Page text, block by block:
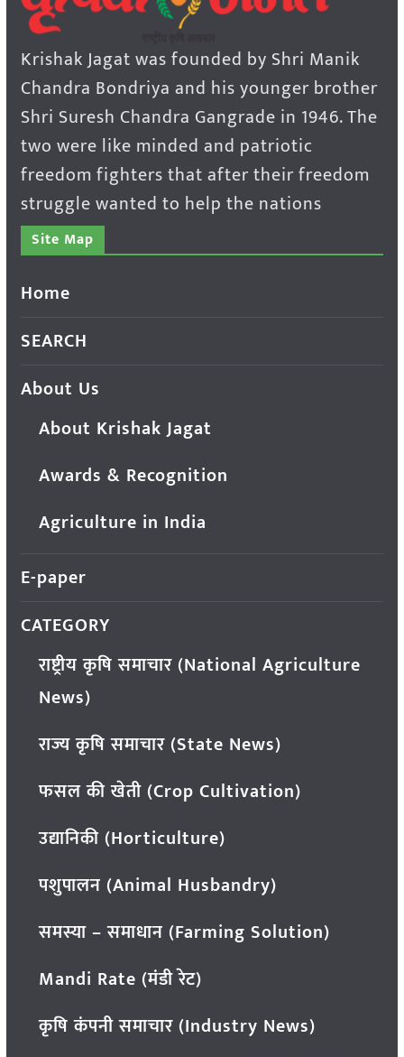
Krishak Jagat was founded by Shri Manik
Chandra Bondriya and his younger brother
Shri Suresh Chandra Gangrade in 1946. The
two were like minded and patriotic
freedom fighters that after their freedom
struggle wanted to help the nations
Site Map
Home
SEARCH
About Us
About Krishak Jagat
Awards & Recognition
Agriculture in India
E-paper
CATEGORY
राष्ट्रीय कृषि समाचार (National Agriculture
News)
राज्य कृषि समाचार (State News)
फसल की खेती (Crop Cultivation)
उद्यानिकी (Horticulture)
पशुपालन (Animal Husbandry)
समस्या – समाधान (Farming Solution)
Mandi Rate (मंडी रेट)
कृषि कंपनी समाचार (Industry News)